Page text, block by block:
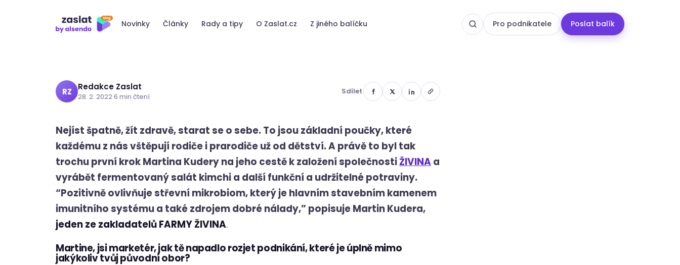
Novinky Články Rady a tipy O Zaslat.cz Z jiného balíčku Pro podnikatele Poslat balík
v balíku ze Zaslat.cz
RZ Redakce Zaslat
28. 2. 2022·6 min čtení
Sdílet
Nejíst špatně, žít zdravě, starat se o sebe. To jsou základní poučky, které
každému z nás vštěpují rodiče i prarodiče už od dětství. A právě to byl tak
trochu první krok Martina Kudery na jeho cestě k založení společnosti ŽIVINA a
vyrábět fermentovaný salát kimchi a další funkční a udržitelné potraviny.
“Pozitivně ovlivňuje střevní mikrobiom, který je hlavním stavebním kamenem
imunitního systému a také zdrojem dobré nálady,” popisuje Martin Kudera,
jeden ze zakladatelů FARMY ŽIVINA.
Martine, jsi marketér, jak tě napadlo rozjet podnikání, které je úplně mimo
jakýkoliv tvůj původní obor?